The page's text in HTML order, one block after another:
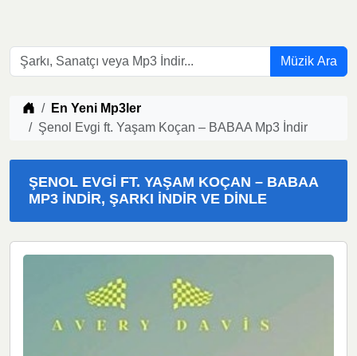
Müzik Ara
Müzik indir
En Yeni Mp3ler
Şenol Evgi ft. Yaşam Koçan – BABAA Mp3 İndir
ŞENOL EVGI FT. YAŞAM KOÇAN – BABAA
MP3 İNDIR, ŞARKI İNDIR VE DINLE